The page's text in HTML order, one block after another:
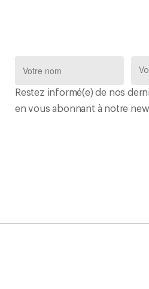
Restez informé(e) de nos
en vous abonnant à notre